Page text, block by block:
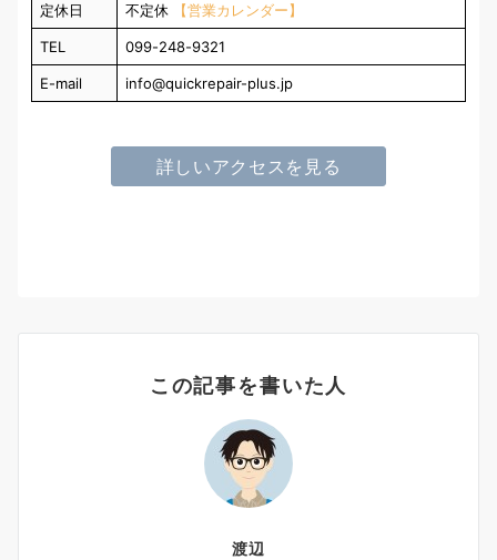
定休日 不定休 【営業カレンダー】
TEL 099-248-9321
E-mail info@quickrepair-plus.jp
詳しいアクセスを見る
この記事を書いた人
渡辺